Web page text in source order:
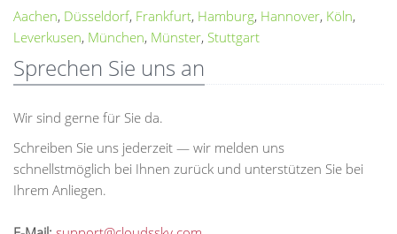
Aachen, Düsseldorf, Frankfurt, Hamburg, Hannover, Köln,
Leverkusen, München, Münster, Stuttgart
Sprechen Sie uns an
Wir sind gerne für Sie da.
Schreiben Sie uns jederzeit — wir melden uns
schnellstmöglich bei Ihnen zurück und unterstützen Sie bei
Ihrem Anliegen.